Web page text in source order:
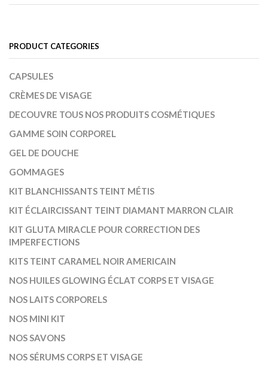
PRODUCT CATEGORIES
CAPSULES
CRÈMES DE VISAGE
DECOUVRE TOUS NOS PRODUITS COSMÉTIQUES
GAMME SOIN CORPOREL
GEL DE DOUCHE
GOMMAGES
KIT BLANCHISSANTS TEINT MÉTIS
KIT ÉCLAIRCISSANT TEINT DIAMANT MARRON CLAIR
KIT GLUTA MIRACLE POUR CORRECTION DES
IMPERFECTIONS
KITS TEINT CARAMEL NOIR AMERICAIN
NOS HUILES GLOWING ÉCLAT CORPS ET VISAGE
NOS LAITS CORPORELS
NOS MINI KIT
NOS SAVONS
NOS SÉRUMS CORPS ET VISAGE